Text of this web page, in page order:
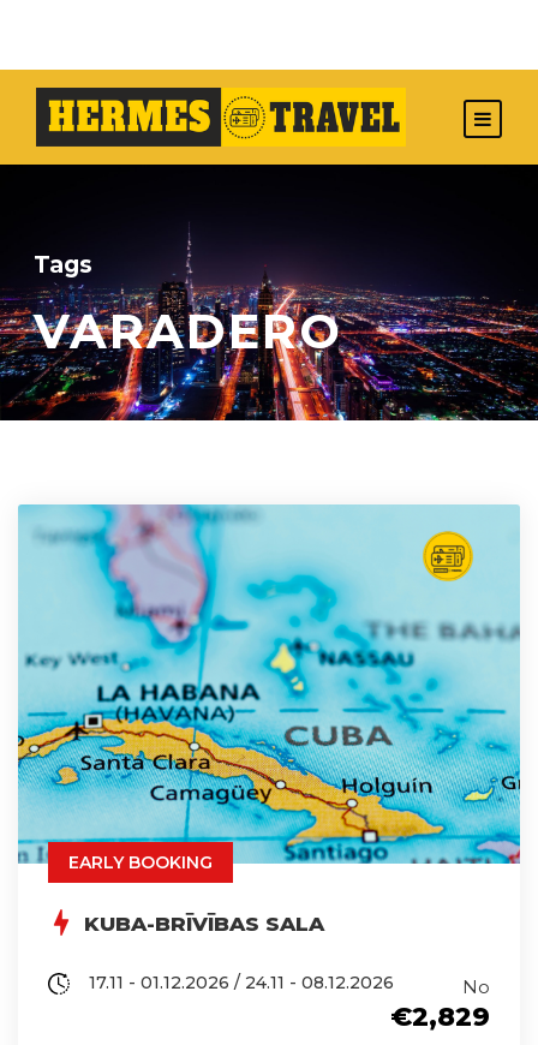
Tags
VARADERO
EARLY BOOKING
KUBA-BRĪVĪBAS SALA
No
€2,829
17.11 - 01.12.2026 / 24.11 - 08.12.2026